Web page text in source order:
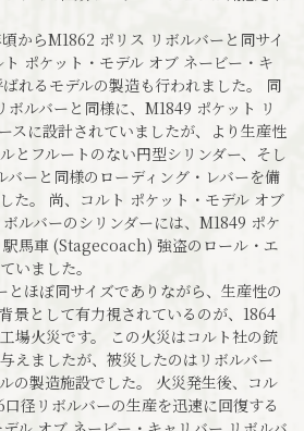
からM1862 ポリス リボルバーと同サイ
ポケット・モデル オブ ネービー・キ
れるモデルの製造も行われました。 同
ルバーと同様に、M1849 ポケット リ
スに設計されていましたが、より生産性
とフルートのない円型シリンダー、そし
バーと同様のローディング・レバーを備
た。 尚、コルト ポケット・モデル オブ
ルバーのシリンダーには、M1849 ポケ
駅馬車 (Stagecoach) 強盗のロール・エ
いました。
とほぼ同サイズでありながら、生産性の
景として有力視されているのが、1864
場火災です。 この火災はコルト社の銃
えましたが、被災したのはリボルバー
の製造施設でした。 火災発生後、コル
径リボルバーの生産を迅速に回復する